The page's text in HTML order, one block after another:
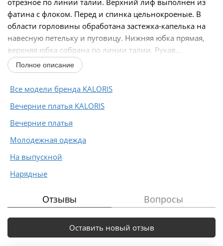
фатина с флоком. Перед и спинка цельнокроеные. В
области горловины обработана застежка-капелька на
навесную петельку и пуговицу. Нижняя юбка прямая,
верхняя юбка собрана по линии талии. Рукав...
Полное описание
Все модели бренда KALORIS
Вечерние платья KALORIS
Вечерние платья
Молодежная одежда
На выпускной
Нарядные
Отзывы Вопросы
Оставить новый отзыв